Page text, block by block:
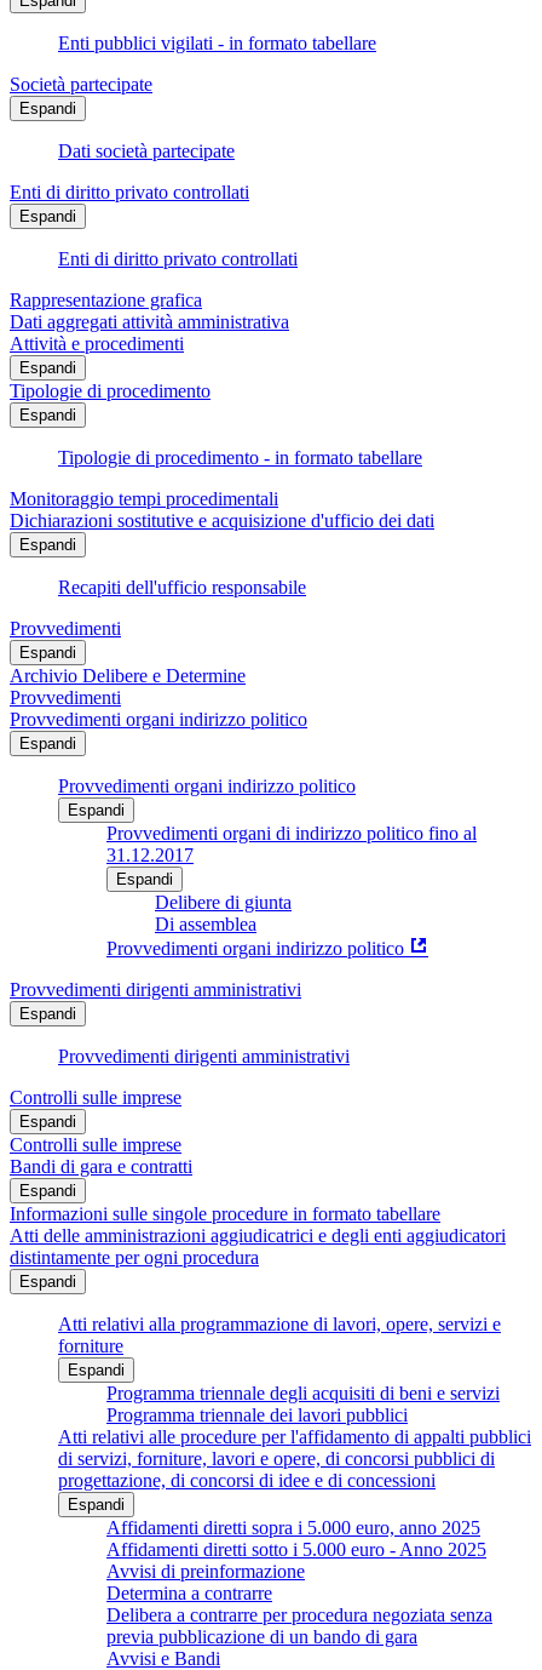
Enti pubblici vigilati - in formato tabellare
Società partecipate
Espandi
Dati società partecipate
Enti di diritto privato controllati
Espandi
Enti di diritto privato controllati
Rappresentazione grafica
Dati aggregati attività amministrativa
Attività e procedimenti
Espandi
Tipologie di procedimento
Espandi
Tipologie di procedimento - in formato tabellare
Monitoraggio tempi procedimentali
Dichiarazioni sostitutive e acquisizione d'ufficio dei dati
Espandi
Recapiti dell'ufficio responsabile
Provvedimenti
Espandi
Archivio Delibere e Determine
Provvedimenti
Provvedimenti organi indirizzo politico
Espandi
Provvedimenti organi indirizzo politico
Espandi
Provvedimenti organi di indirizzo politico fino al
31.12.2017
Espandi
Delibere di giunta
Di assemblea
Provvedimenti organi indirizzo politico
Provvedimenti dirigenti amministrativi
Espandi
Provvedimenti dirigenti amministrativi
Controlli sulle imprese
Espandi
Controlli sulle imprese
Bandi di gara e contratti
Espandi
Informazioni sulle singole procedure in formato tabellare
Atti delle amministrazioni aggiudicatrici e degli enti aggiudicatori
distintamente per ogni procedura
Espandi
Atti relativi alla programmazione di lavori, opere, servizi e
forniture
Espandi
Programma triennale degli acquisiti di beni e servizi
Programma triennale dei lavori pubblici
Atti relativi alle procedure per l'affidamento di appalti pubblici
di servizi, forniture, lavori e opere, di concorsi pubblici di
progettazione, di concorsi di idee e di concessioni
Espandi
Affidamenti diretti sopra i 5.000 euro, anno 2025
Affidamenti diretti sotto i 5.000 euro - Anno 2025
Avvisi di preinformazione
Determina a contrarre
Delibera a contrarre per procedura negoziata senza
previa pubblicazione di un bando di gara
Avvisi e Bandi